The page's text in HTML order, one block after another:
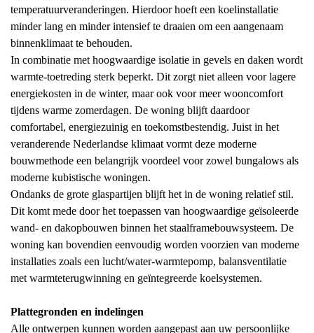
temperatuurveranderingen. Hierdoor hoeft een koelinstallatie
minder lang en minder intensief te draaien om een aangenaam
binnenklimaat te behouden.
In combinatie met hoogwaardige isolatie in gevels en daken wordt
warmte-toetreding sterk beperkt. Dit zorgt niet alleen voor lagere
energiekosten in de winter, maar ook voor meer wooncomfort
tijdens warme zomerdagen. De woning blijft daardoor
comfortabel, energiezuinig en toekomstbestendig. Juist in het
veranderende Nederlandse klimaat vormt deze moderne
bouwmethode een belangrijk voordeel voor zowel bungalows als
moderne kubistische woningen.
Ondanks de grote glaspartijen blijft het in de woning relatief stil.
Dit komt mede door het toepassen van hoogwaardige geïsoleerde
wand- en dakopbouwen binnen het staalframebouwsysteem. De
woning kan bovendien eenvoudig worden voorzien van moderne
installaties zoals een lucht/water-warmtepomp, balansventilatie
met warmteterugwinning en geïntegreerde koelsystemen.
Plattegronden en indelingen
Alle ontwerpen kunnen worden aangepast aan uw persoonlijke